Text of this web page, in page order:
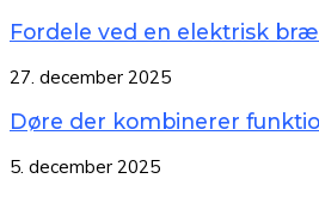
Fordele ved en elektrisk
27. december 2025
Døre der kombinerer
5. december 2025